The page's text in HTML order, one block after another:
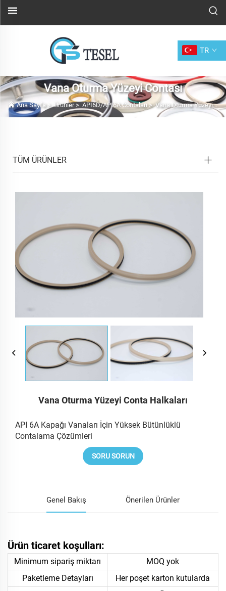
TR
Vana Oturma Yüzeyi Contası
Ana Sayfa>Ürünler> API6D/API6A Contaları>Vana Oturma Yüzeyi Contası
TÜM ÜRÜNLER
Vana Oturma Yüzeyi Conta Halkaları
API 6A Kapağı Vanaları İçin Yüksek Bütünlüklü
Contalama Çözümleri
SORU SORUN
Genel Bakış Önerilen Ürünler
Ürün ticaret koşulları:
Minimum sipariş miktarı
MOQ yok
Paketleme Detayları
Her poşet karton kutularda